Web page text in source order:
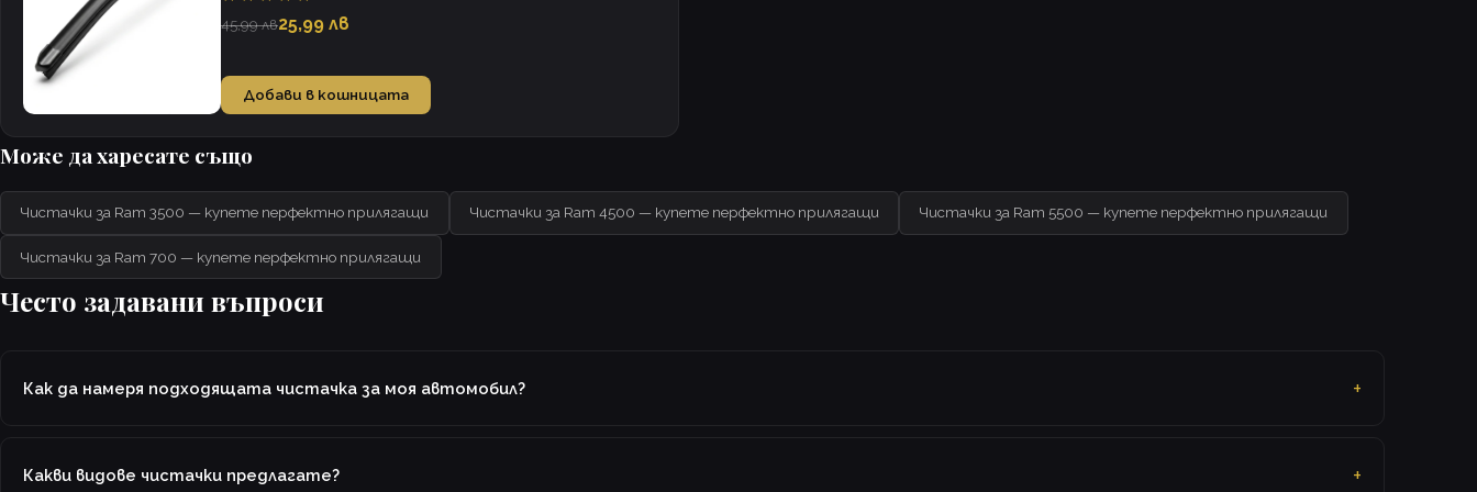
45,99 лв25,99 лв
Добави в кошницата
Може да харесате също
Чистачки за Ram 3500 — купете перфектно прилягащи Чистачки за Ram 4500 — купете перфектно прилягащи Чистачки за Ram 5500 — купете перфектно прилягащи
Чистачки за Ram 700 — купете перфектно прилягащи
Често задавани въпроси
Как да намеря подходящата чистачка за моя автомобил?
Какви видове чистачки предлагате?